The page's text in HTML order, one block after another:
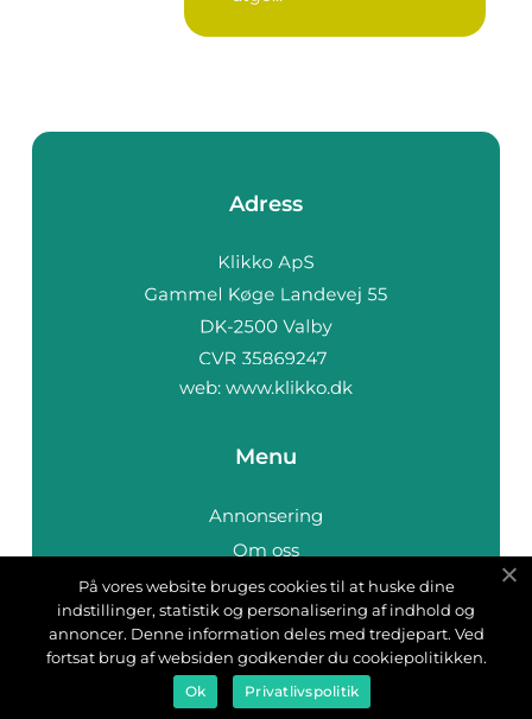
Adress
web: www.klikko.dk
Menu
Annonsering
Om oss
Cookies
Kontakta oss
Sitemap
På vores website bruges cookies til at huske dine
indstillinger, statistik og personalisering af indhold og
annoncer. Denne information deles med tredjepart. Ved
fortsat brug af websiden godkender du cookiepolitikken.
Ok Privatlivspolitik